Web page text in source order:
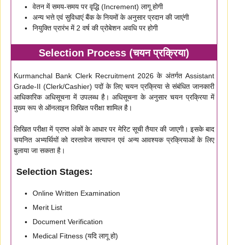
वेतन में समय-समय पर वृद्धि (Increment) लागू होगी
अन्य भत्ते एवं सुविधाएं बैंक के नियमों के अनुसार प्रदान की जाएंगी
नियुक्ति प्रारंभ में 2 वर्ष की प्रोबेशन अवधि पर होगी
Selection Process (चयन प्रक्रिया)
Kurmanchal Bank Clerk Recruitment 2026 के अंतर्गत Assistant
Grade-II (Clerk/Cashier) पदों के लिए चयन प्रक्रिया से संबंधित जानकारी
आधिकारिक अधिसूचना में उपलब्ध है। अधिसूचना के अनुसार चयन प्रक्रिया में
मुख्य रूप से ऑनलाइन लिखित परीक्षा शामिल है।
लिखित परीक्षा में प्राप्त अंकों के आधार पर मेरिट सूची तैयार की जाएगी। इसके बाद
चयनित अभ्यर्थियों को दस्तावेज सत्यापन एवं अन्य आवश्यक प्रक्रियाओं के लिए
बुलाया जा सकता है।
Selection Stages:
Online Written Examination
Merit List
Document Verification
Medical Fitness (यदि लागू हो)